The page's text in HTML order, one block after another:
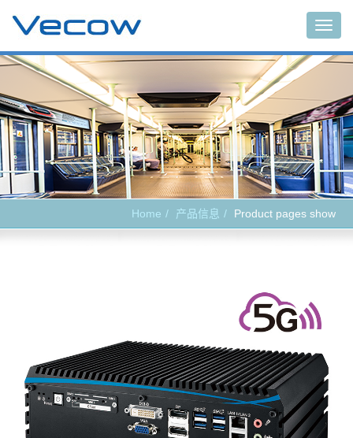
Home 产品信息 Product pages show